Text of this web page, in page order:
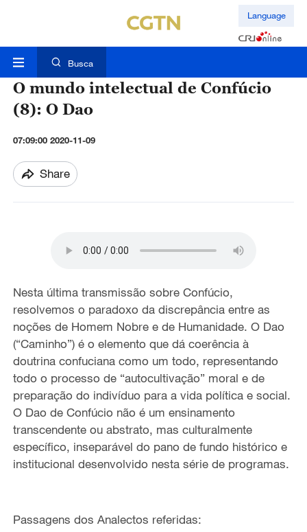
Language
Busca
O mundo intelectual de Confúcio
(8): O Dao
07:09:00 2020-11-09
Share
Nesta última transmissão sobre Confúcio,
resolvemos o paradoxo da discrepância entre as
noções de Homem Nobre e de Humanidade. O Dao
(“Caminho”) é o elemento que dá coerência à
doutrina confuciana como um todo, representando
todo o processo de “autocultivação” moral e de
preparação do indivíduo para a vida política e social.
O Dao de Confúcio não é um ensinamento
transcendente ou abstrato, mas culturalmente
específico, inseparável do pano de fundo histórico e
institucional desenvolvido nesta série de programas.
Passagens dos Analectos referidas: